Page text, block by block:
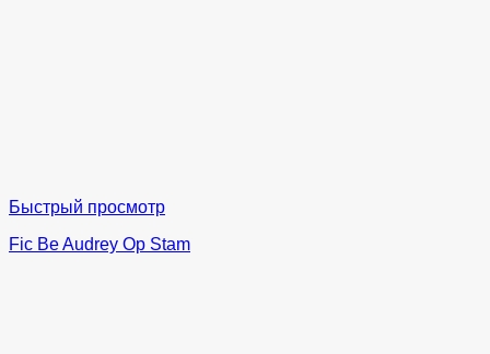
Быстрый просмотр
Fic Be Audrey Op Stam